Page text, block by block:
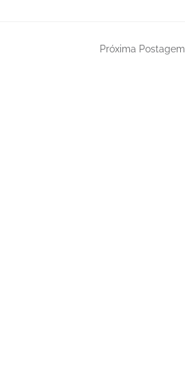
Próxima Postagem